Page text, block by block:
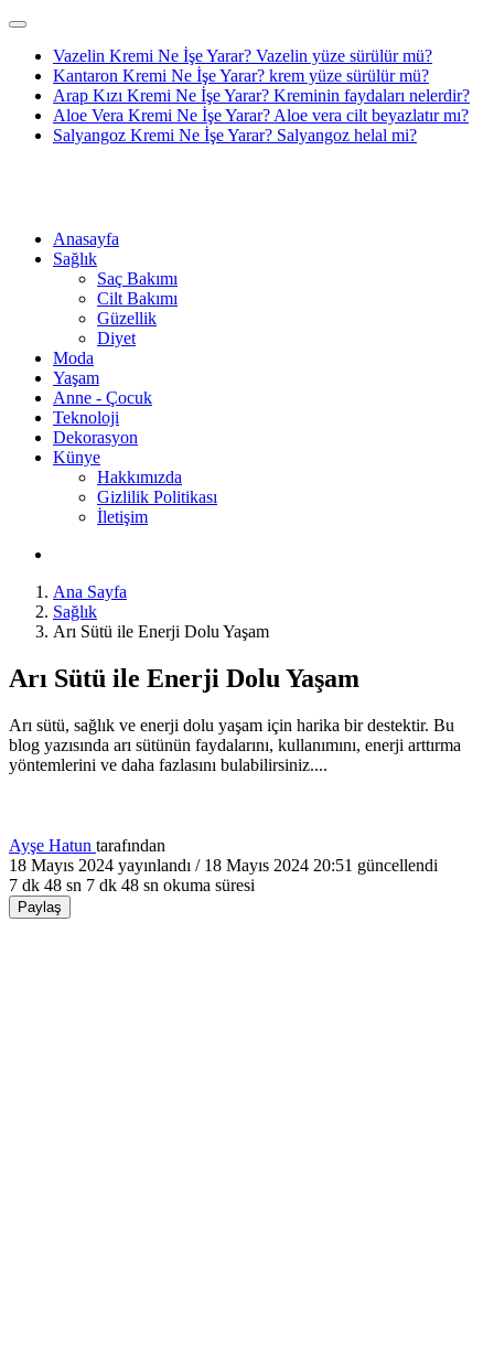
Vazelin Kremi Ne İşe Yarar? Vazelin yüze sürülür mü?
Kantaron Kremi Ne İşe Yarar? krem yüze sürülür mü?
Arap Kızı Kremi Ne İşe Yarar? Kreminin faydaları nelerdir?
Aloe Vera Kremi Ne İşe Yarar? Aloe vera cilt beyazlatır mı?
Salyangoz Kremi Ne İşe Yarar? Salyangoz helal mi?
Anasayfa
Sağlık
Saç Bakımı
Cilt Bakımı
Güzellik
Diyet
Moda
Yaşam
Anne - Çocuk
Teknoloji
Dekorasyon
Künye
Hakkımızda
Gizlilik Politikası
İletişim
Ana Sayfa
Sağlık
Arı Sütü ile Enerji Dolu Yaşam
Arı Sütü ile Enerji Dolu Yaşam
Arı sütü, sağlık ve enerji dolu yaşam için harika bir destektir. Bu
blog yazısında arı sütünün faydalarını, kullanımını, enerji arttırma
yöntemlerini ve daha fazlasını bulabilirsiniz....
Ayşe Hatun tarafından
18 Mayıs 2024 yayınlandı / 18 Mayıs 2024 20:51 güncellendi
7 dk 48 sn 7 dk 48 sn okuma süresi
Paylaş